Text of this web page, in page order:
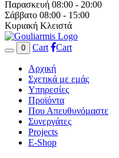
Παρασκευή 08:00 - 20:00
Σάββατο 08:00 - 15:00
Κυριακή Κλειστά
0 Cart Cart
Αρχική
Σχετικά με εμάς
Υπηρεσίες
Προϊόντα
Που Απευθυνόμαστε
Συνεργάτες
Projects
E-Shop